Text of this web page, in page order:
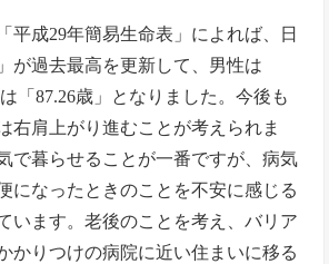
平成29年簡易生命表」によれば、日
が過去最高を更新して、男性は
は「87.26歳」となりました。今後も
右肩上がり進むことが考えられま
で暮らせることが一番ですが、病気
になったときのことを不安に感じる
います。老後のことを考え、バリア
かりつけの病院に近い住まいに移る